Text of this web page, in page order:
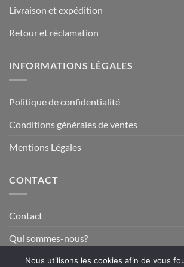
Livraison et expédition
Retour et réclamation
INFORMATIONS LÉGALES
Politique de confidentialité
Conditions générales de ventes
Mentions Légales
CONTACT
Contact
Qui sommes-nous?
Nous utilisons les cookies afin de vous